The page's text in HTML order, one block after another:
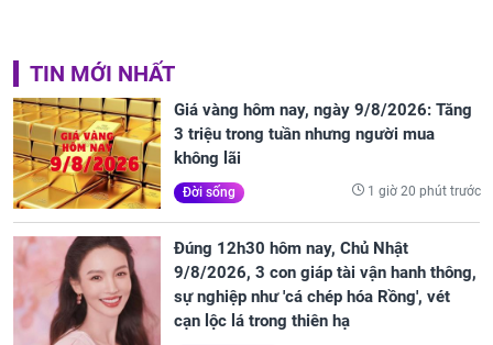
TIN MỚI NHẤT
Giá vàng hôm nay, ngày 9/8/2026: Tăng
3 triệu trong tuần nhưng người mua
không lãi
Đời sống 1 giờ 20 phút trước
Đúng 12h30 hôm nay, Chủ Nhật
9/8/2026, 3 con giáp tài vận hanh thông,
sự nghiệp như 'cá chép hóa Rồng', vét
cạn lộc lá trong thiên hạ